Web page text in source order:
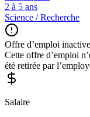
2 à 5 ans
Science / Recherche
Offre d’emploi inactive
Cette offre d’emploi
été retirée par
Salaire